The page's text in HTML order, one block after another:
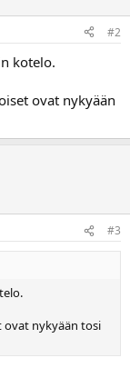
#2
kotelo.
ovat nykyään
#3
ovat nykyään tosi